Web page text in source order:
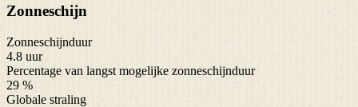
Zonneschijn
Zonneschijnduur
4.8 uur
Percentage van langst mogelijke zonneschijnduur
29 %
Globale straling